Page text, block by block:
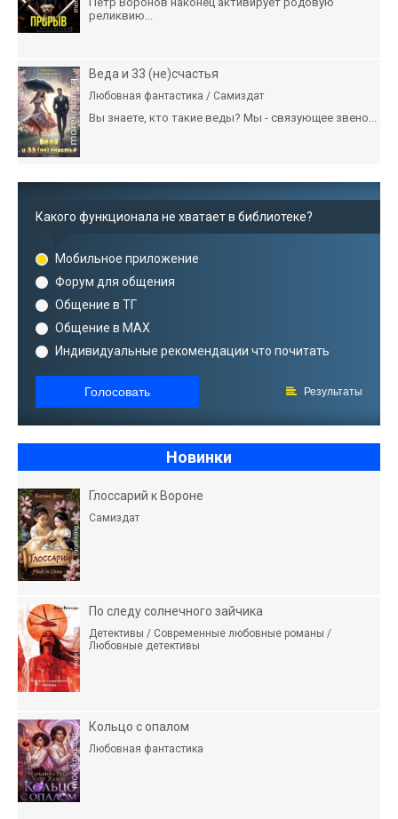
реликвию...
Веда и 33 (не)счастья
Любовная фантастика / Самиздат
Вы знаете, кто такие веды? Мы - связующее звено...
Какого функционала не хватает в библиотеке?
Мобильное приложение
Форум для общения
Общение в ТГ
Общение в MAX
Индивидуальные рекомендации что почитать
Голосовать Результаты
Новинки
Глоссарий к Вороне
Самиздат
По следу солнечного зайчика
Детективы / Современные любовные романы /
Любовные детективы
Кольцо с опалом
Любовная фантастика